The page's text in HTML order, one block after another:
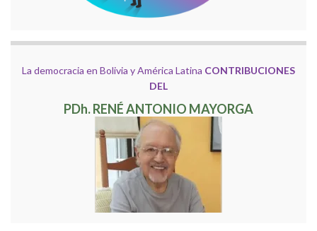
La democracia en Bolivia y América Latina CONTRIBUCIONES
DEL
PDh. RENÉ ANTONIO MAYORGA